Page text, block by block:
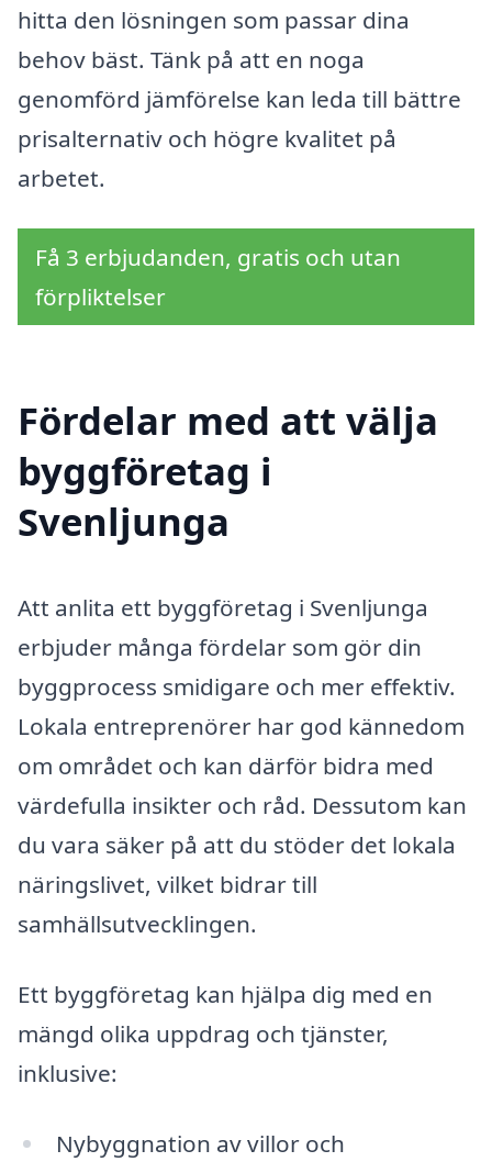
hitta den lösningen som passar dina
behov bäst. Tänk på att en noga
genomförd jämförelse kan leda till bättre
prisalternativ och högre kvalitet på
arbetet.
Få 3 erbjudanden, gratis och utan
förpliktelser
Fördelar med att välja
byggföretag i
Svenljunga
Att anlita ett byggföretag i Svenljunga
erbjuder många fördelar som gör din
byggprocess smidigare och mer effektiv.
Lokala entreprenörer har god kännedom
om området och kan därför bidra med
värdefulla insikter och råd. Dessutom kan
du vara säker på att du stöder det lokala
näringslivet, vilket bidrar till
samhällsutvecklingen.
Ett byggföretag kan hjälpa dig med en
mängd olika uppdrag och tjänster,
inklusive:
Nybyggnation av villor och